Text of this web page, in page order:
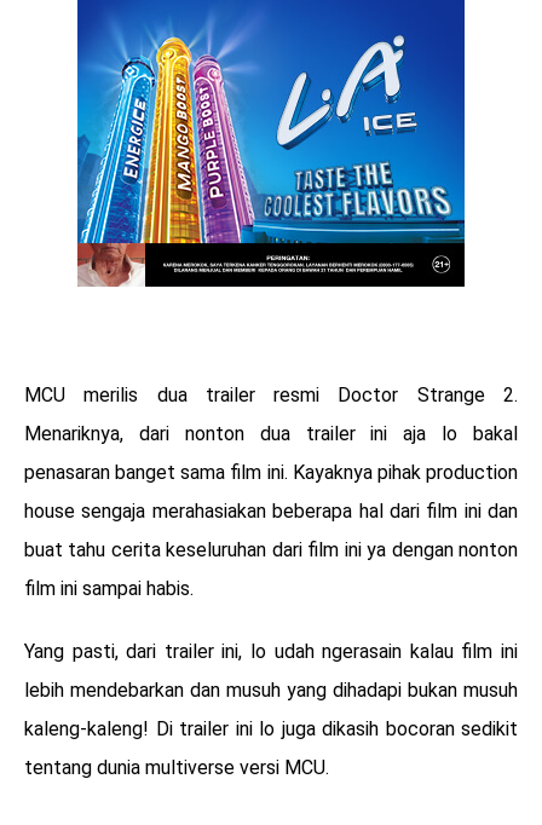
MCU merilis dua trailer resmi Doctor Strange 2.
Menariknya, dari nonton dua trailer ini aja lo bakal
penasaran banget sama film ini. Kayaknya pihak production
house sengaja merahasiakan beberapa hal dari film ini dan
buat tahu cerita keseluruhan dari film ini ya dengan nonton
film ini sampai habis.
Yang pasti, dari trailer ini, lo udah ngerasain kalau film ini
lebih mendebarkan dan musuh yang dihadapi bukan musuh
kaleng-kaleng! Di trailer ini lo juga dikasih bocoran sedikit
tentang dunia multiverse versi MCU.